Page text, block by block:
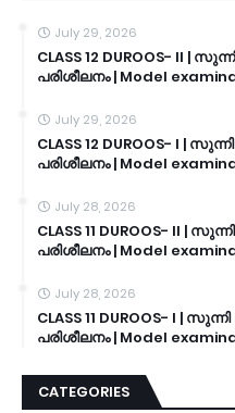
July 29, 2026
CLASS 12 DUROOS- II |
പരിശീലനം | Model
July 29, 2026
CLASS 12 DUROOS- I |
പരിശീലനം | Model
July 28, 2026
CLASS 11 DUROOS- II |
പരിശീലനം | Model
July 28, 2026
CLASS 11 DUROOS- I |
പരിശീലനം | Model
CATEGORIES